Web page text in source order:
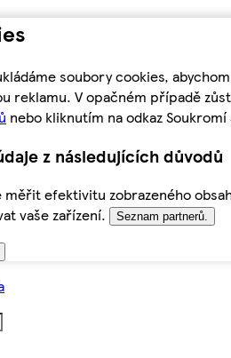
soubory cookies,
reklamu. V opačném případě
nebo kliknutím na odkaz
z následujících důvodů
efektivitu zobrazeného
vaše zařízení.
Seznam partnerů.